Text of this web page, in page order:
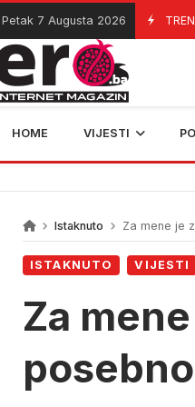
Petak 7 Augusta 2026 06/08/
HOME VIJESTI
Istaknuto Za mene je
ISTAKNUTO VIJESTI
Za